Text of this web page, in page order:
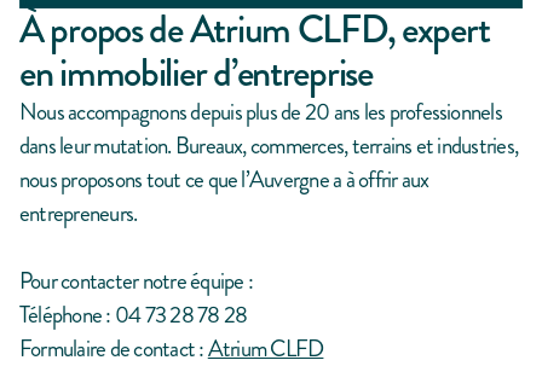
À propos de Atrium CLFD, expert
en immobilier d’entreprise
Nous accompagnons depuis plus de 20 ans les professionnels
dans leur mutation. Bureaux, commerces, terrains et industries,
nous proposons tout ce que l’Auvergne a à offrir aux
entrepreneurs.
Pour contacter notre équipe :
Téléphone :04 73 28 78 28
Formulaire de contact :Atrium CLFD